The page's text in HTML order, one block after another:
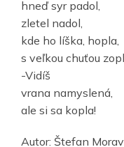
hneď syr padol,
zletel nadol,
kde ho líška, hopla,
s veľkou chuťou
-Vidíš
vrana namyslená,
ale si sa kopla!
Autor: Štefan